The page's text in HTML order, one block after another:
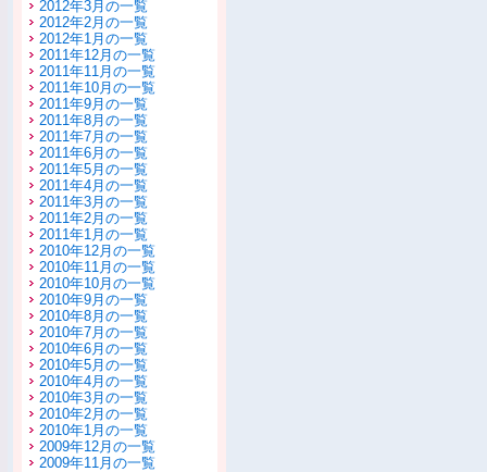
2012年3月の一覧
2012年2月の一覧
2012年1月の一覧
2011年12月の一覧
2011年11月の一覧
2011年10月の一覧
2011年9月の一覧
2011年8月の一覧
2011年7月の一覧
2011年6月の一覧
2011年5月の一覧
2011年4月の一覧
2011年3月の一覧
2011年2月の一覧
2011年1月の一覧
2010年12月の一覧
2010年11月の一覧
2010年10月の一覧
2010年9月の一覧
2010年8月の一覧
2010年7月の一覧
2010年6月の一覧
2010年5月の一覧
2010年4月の一覧
2010年3月の一覧
2010年2月の一覧
2010年1月の一覧
2009年12月の一覧
2009年11月の一覧